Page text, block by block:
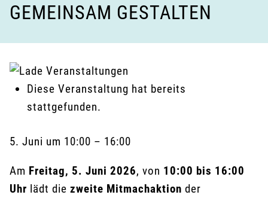
GEMEINSAM GESTALTEN
Diese Veranstaltung hat bereits
stattgefunden.
5. Juni um 10:00 – 16:00
Am Freitag, 5. Juni 2026, von 10:00 bis 16:00
Uhr lädt die zweite Mitmachaktion der